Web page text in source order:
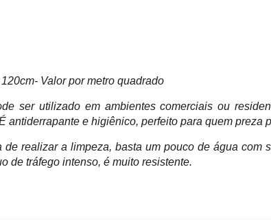
Valor por metro quadrado
ser utilizado em ambientes comerciais ou
antiderrapante e higiênico, perfeito para quem preza
de realizar a limpeza, basta um pouco de água com
de tráfego intenso, é muito resistente.